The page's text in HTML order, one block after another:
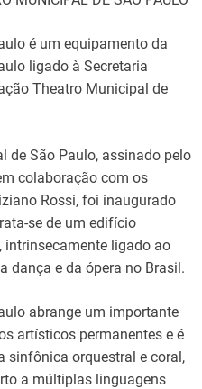
é um equipamento da
ligado à Secretaria
Theatro Municipal de
de São Paulo, assinado pelo
colaboração com os
Rossi, foi inaugurado
se de um edifício
ligado ao
dança e da ópera no Brasil.
abrange um importante
artísticos permanentes e é
sinfônica orquestral e coral,
a múltiplas linguagens